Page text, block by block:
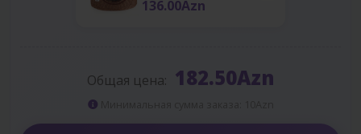
136.00Azn
Общая цена: 182.50Azn